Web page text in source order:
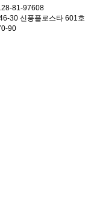
81-97608
30 신풍플로스타 601호
90